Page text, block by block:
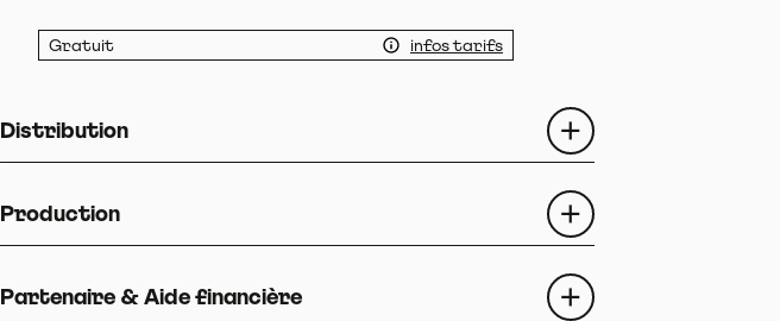
Gratuit infos tarifs
Distribution
Production
Partenaire & Aide financière